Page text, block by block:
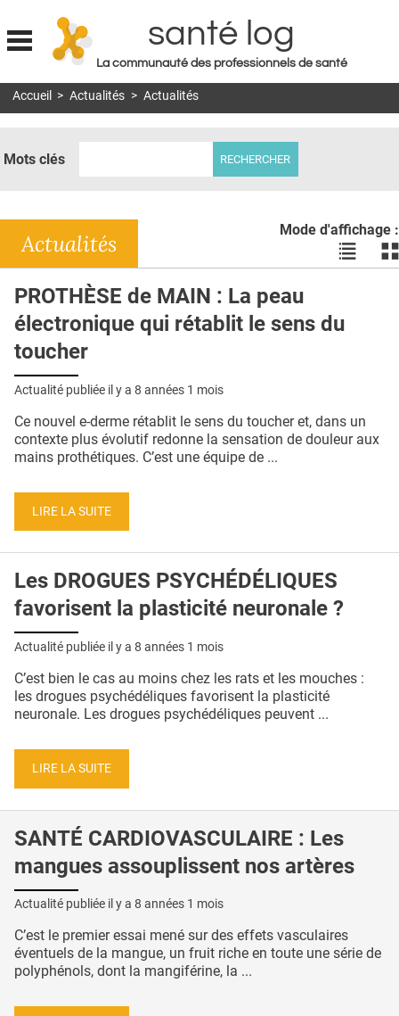
Jump to navigation
santé log
La communauté des professionnels de santé
MON COMPTE
DOSSIERS
RÉSEAUX
E-REVUE SAD
L'APP
PUBLICITÉ
CONTACT
Accueil > Actualités > Actualités
Mots clés
Mode d'affichage :
Voir
les
liste
les
Actualités
PROTHÈSE de MAIN : La peau
électronique qui rétablit le sens du
toucher
Actualité publiée il y a 8 années 1 mois
Ce nouvel e-derme rétablit le sens du toucher et, dans un
contexte plus évolutif redonne la sensation de douleur aux
mains prothétiques. C’est une équipe de ...
LIRE LA SUITE
Les DROGUES PSYCHÉDÉLIQUES
favorisent la plasticité neuronale ?
Actualité publiée il y a 8 années 1 mois
C’est bien le cas au moins chez les rats et les mouches :
les drogues psychédéliques favorisent la plasticité
neuronale. Les drogues psychédéliques peuvent ...
LIRE LA SUITE
SANTÉ CARDIOVASCULAIRE : Les
mangues assouplissent nos artères
Actualité publiée il y a 8 années 1 mois
C’est le premier essai mené sur des effets vasculaires
éventuels de la mangue, un fruit riche en toute une série de
polyphénols, dont la mangiférine, la ...